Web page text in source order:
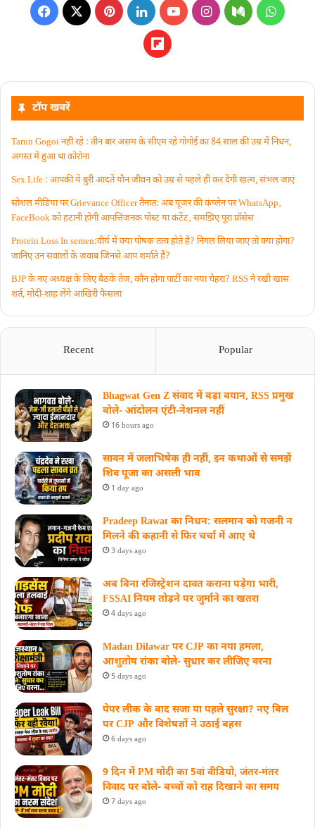
टॉप खबरें
Tarun Gogoi नहीं रहे : तीन बार असम के सीएम रहे गोगोई का 84 साल की उम्र में निधन,
अगस्त में हुआ था कोरोना
Sex Life : आपकी ये बुरी आदतें याैन जीवन को उम्र से पहले ही कर देंगी खत्म, संभल जाएं
सोशल मीडिया पर Grievance Officer तैनात: अब यूजर की कंप्लेन पर WhatsApp‚
FaceBook को हटानी होगी आपत्तिजनक पोस्ट या कंटेंट‚ समझिए पूरा प्रॉसेस
Protein Loss In semen:वीर्य में क्या पोषक तत्व होते हैं? निगल लिया जाए तो क्या होगा?
जानिए उन सवालों के जवाब जिनसे आप शर्माते हैं?
BJP के नए अध्यक्ष के लिए बैठकें तेज, कौन होगा पार्टी का नया चेहरा? RSS ने रखी खास
शर्त, मोदी-शाह लेंगे आखिरी फैसला
Recent Popular
Bhagwat Gen Z संवाद में बड़ा बयान, RSS प्रमुख
बोले- आंदोलन एंटी-नेशनल नहीं
16 hours ago
सावन में जलाभिषेक ही नहीं, इन कथाओं से समझें
शिव पूजा का असली भाव
1 day ago
Pradeep Rawat का निधन: सलमान को गजनी न
मिलने की कहानी से फिर चर्चा में आए थे
3 days ago
अब बिना रजिस्ट्रेशन दावत कराना पड़ेगा भारी,
FSSAI नियम तोड़ने पर जुर्माने का खतरा
4 days ago
Madan Dilawar पर CJP का नया हमला,
आशुतोष रांका बोले- सुधार कर लीजिए वरना
5 days ago
पेपर लीक के बाद सजा या पहले सुरक्षा? नए बिल
पर CJP और विशेषज्ञों ने उठाई बहस
6 days ago
9 दिन में PM मोदी का 5वां वीडियो, जंतर-मंतर
विवाद पर बोले- बच्चों को राह दिखाने का समय
7 days ago